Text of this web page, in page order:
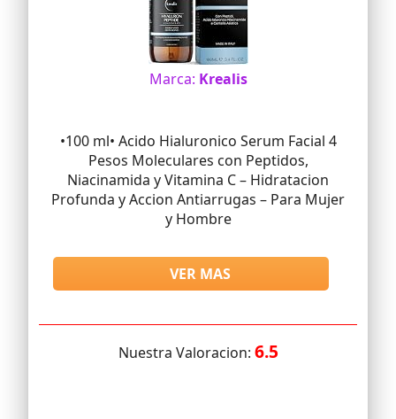
Marca: Krealis
•100 ml• Acido Hialuronico Serum Facial 4
Pesos Moleculares con Peptidos,
Niacinamida y Vitamina C – Hidratacion
Profunda y Accion Antiarrugas – Para Mujer
y Hombre
VER MAS
Nuestra Valoracion: 6.5